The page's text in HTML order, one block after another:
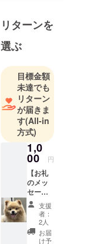
ア東部・
ティモール
島を中心
成と日本で
の就労支援
に取り組み
ながら、現
地の特産品
を活かした
輸入物販も
行ってきま
社名のABIAN
は、バリ語
で「実りあ
る果樹園」
を意味しま
リターンを
選ぶ
目標金額
未達でも
リターン
が届きま
す(All-in
方式)
1,0
00 円
【お礼
のメッ
セー
ジ】 感
謝の気
持ちを
込め
て、お
支援
者：
2人
お届
け予